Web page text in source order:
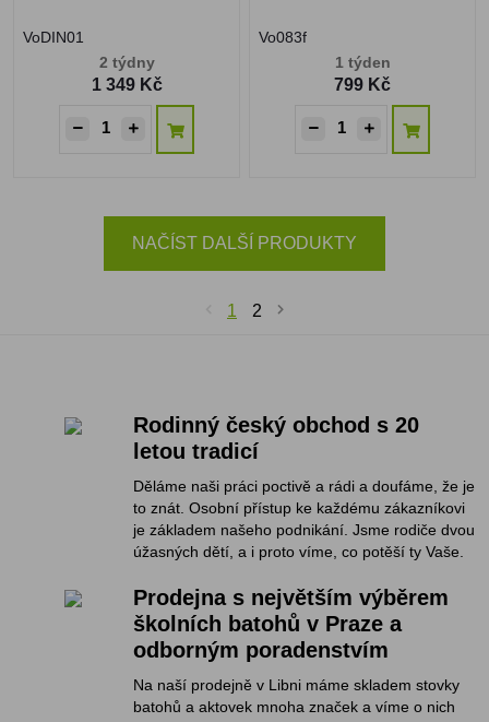
VoDIN01
2 týdny
1 349 Kč
Vo083f
1 týden
799 Kč
NAČÍST DALŠÍ PRODUKTY
1 2
Rodinný český obchod s 20
letou tradicí
Děláme naši práci poctivě a rádi a doufáme, že je
to znát. Osobní přístup ke každému zákazníkovi
je základem našeho podnikání. Jsme rodiče dvou
úžasných dětí, a i proto víme, co potěší ty Vaše.
Prodejna s největším výběrem
školních batohů v Praze a
odborným poradenstvím
Na naší prodejně v Libni máme skladem stovky
batohů a aktovek mnoha značek a víme o nich